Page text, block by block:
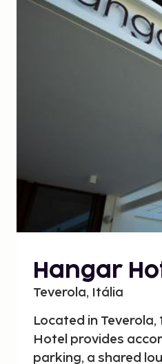
Hangar
Teverola, Itália
Located in Teverola,
Hotel provides
parking, a shared